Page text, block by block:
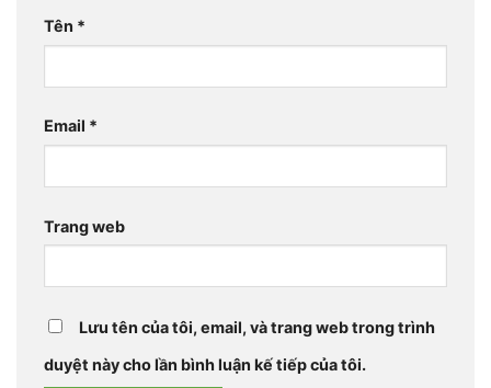
Tên *
Email *
Trang web
Lưu tên của tôi, email, và trang web trong trình
duyệt này cho lần bình luận kế tiếp của tôi.